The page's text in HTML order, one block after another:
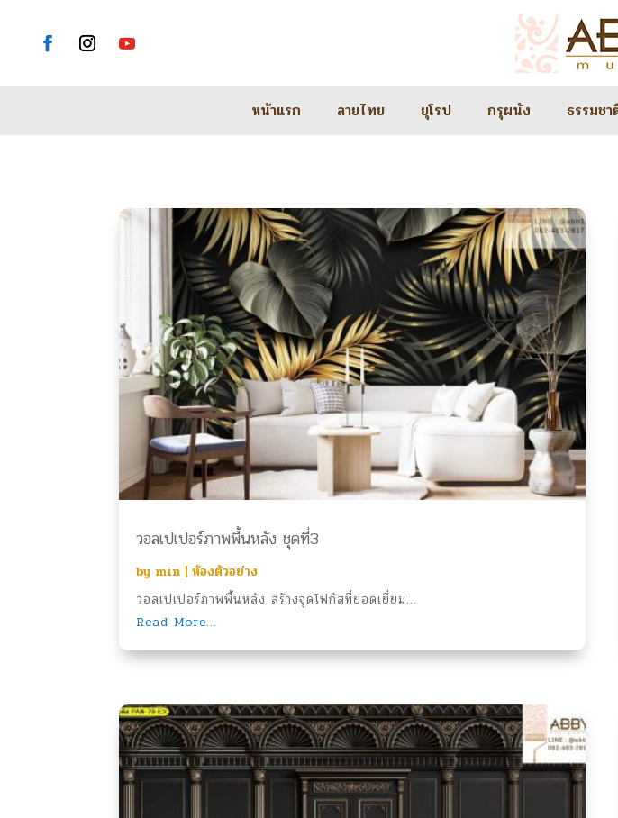
หน้าแรก ลายไทย ยุโรป กรุผนัง ธรรมชา
วอลเปเปอร์ภาพพื้นหลัง ชุดที่3
by min | ห้องตัวอย่าง
วอลเปเปอร์ภาพพื้นหลัง สร้างจุดโฟกัสที่ยอดเยี่ยม...
Read More...